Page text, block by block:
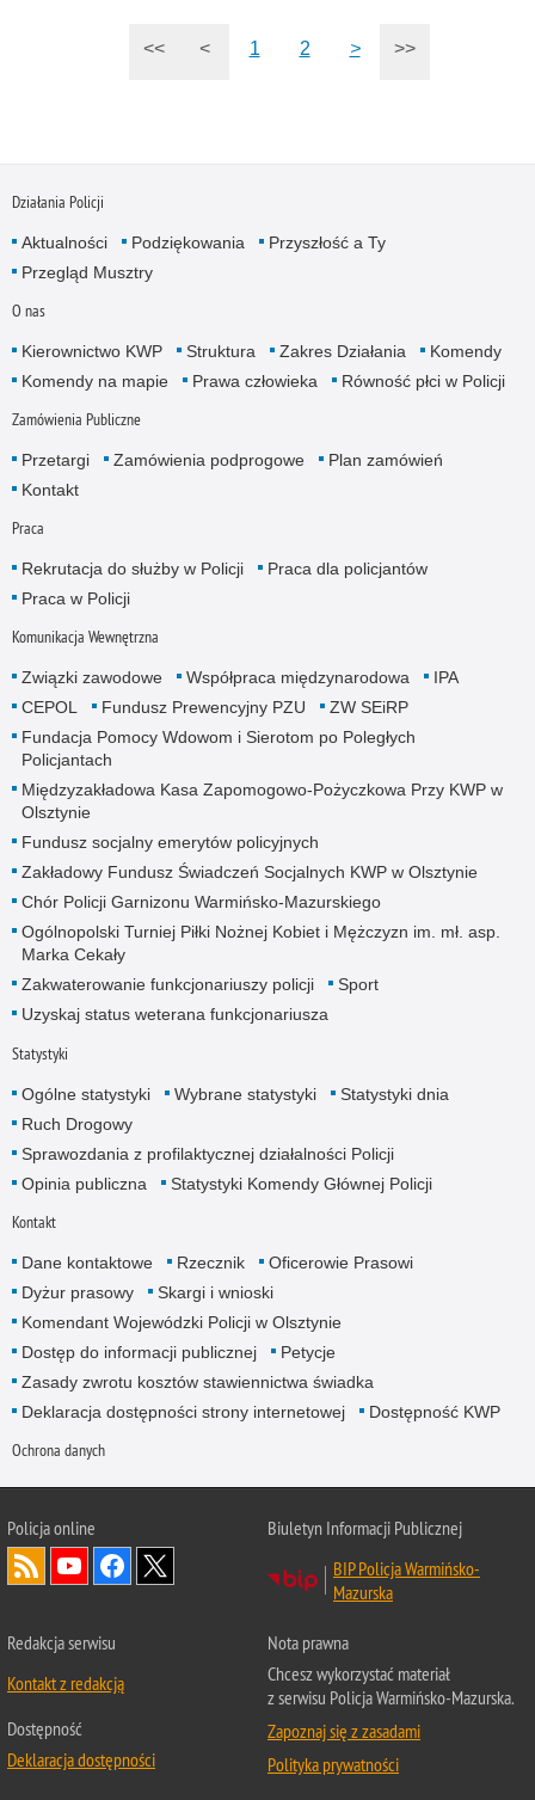
<< < 1 2 > >>
Działania Policji
Aktualności Podziękowania
Przyszłość a Ty
Przegląd Musztry
O nas
Kierownictwo KWP Struktura Zakres Działania
Komendy
Komendy na mapie
Prawa człowieka Równość płci w Policji
Zamówienia Publiczne
Przetargi Zamówienia podprogowe
Plan zamówień
Kontakt
Praca
Rekrutacja do służby w Policji
Praca dla policjantów
Praca w Policji
Komunikacja Wewnętrzna
Związki zawodowe Współpraca międzynarodowa
IPA
CEPOL
Fundusz Prewencyjny PZU
ZW SEiRP
Fundacja Pomocy Wdowom i Sierotom po Poległych
Policjantach
Międzyzakładowa Kasa Zapomogowo-Pożyczkowa Przy KWP w
Olsztynie
Fundusz socjalny emerytów policyjnych
Zakładowy Fundusz Świadczeń Socjalnych KWP w Olsztynie
Chór Policji Garnizonu Warmińsko-Mazurskiego
Ogólnopolski Turniej Piłki Nożnej Kobiet i Mężczyzn im. mł. asp.
Marka Cekały
Zakwaterowanie funkcjonariuszy policji
Sport
Uzyskaj status weterana funkcjonariusza
Statystyki
Ogólne statystyki Wybrane statystyki
Statystyki dnia
Ruch Drogowy
Sprawozdania z profilaktycznej działalności Policji
Opinia publiczna
Statystyki Komendy Głównej Policji
Kontakt
Dane kontaktowe Rzecznik
Oficerowie Prasowi
Dyżur prasowy
Skargi i wnioski
Komendant Wojewódzki Policji w Olsztynie
Dostęp do informacji publicznej
Petycje
Zasady zwrotu kosztów stawiennictwa świadka
Deklaracja dostępności strony internetowej
Dostępność KWP
Ochrona danych
Policja online
Biuletyn Informacji Publicznej
BIP Policja Warmińsko-
Mazurska
Redakcja serwisu
Kontakt z redakcją
Dostępność
Deklaracja dostępności
Nota prawna
Chcesz wykorzystać materiał
z serwisu Policja Warmińsko-Mazurska.
Zapoznaj się z zasadami
Polityka prywatności